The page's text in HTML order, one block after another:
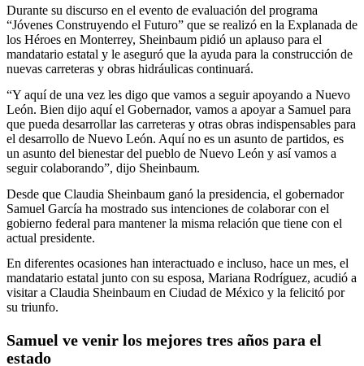
Durante su discurso en el evento de evaluación del programa
“Jóvenes Construyendo el Futuro” que se realizó en la Explanada de
los Héroes en Monterrey, Sheinbaum pidió un aplauso para el
mandatario estatal y le aseguró que la ayuda para la construcción de
nuevas carreteras y obras hidráulicas continuará.
“Y aquí de una vez les digo que vamos a seguir apoyando a Nuevo
León. Bien dijo aquí el Gobernador, vamos a apoyar a Samuel para
que pueda desarrollar las carreteras y otras obras indispensables para
el desarrollo de Nuevo León. Aquí no es un asunto de partidos, es
un asunto del bienestar del pueblo de Nuevo León y así vamos a
seguir colaborando”, dijo Sheinbaum.
Desde que Claudia Sheinbaum ganó la presidencia, el gobernador
Samuel García ha mostrado sus intenciones de colaborar con el
gobierno federal para mantener la misma relación que tiene con el
actual presidente.
En diferentes ocasiones han interactuado e incluso, hace un mes, el
mandatario estatal junto con su esposa, Mariana Rodríguez, acudió a
visitar a Claudia Sheinbaum en Ciudad de México y la felicitó por
su triunfo.
Samuel ve venir los mejores tres años para el
estado